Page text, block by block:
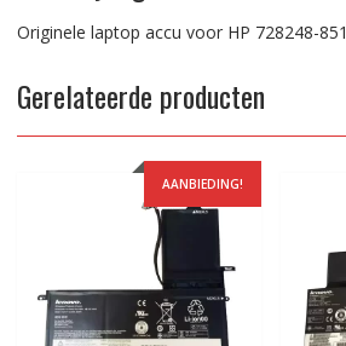
Originele laptop accu voor HP 728248-851
Gerelateerde producten
AANBIEDING!